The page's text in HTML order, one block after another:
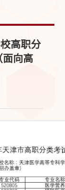
高职分
面向高